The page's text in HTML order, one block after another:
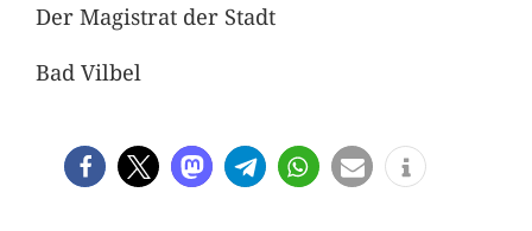
Der Magistrat der Stadt
Bad Vilbel